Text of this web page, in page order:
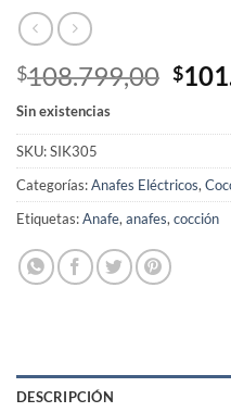
$108.799,00 El
$
Sin existencias
SKU:SIK305
Categorías:Anafes Eléctricos,
Etiquetas:Anafe, anafes, cocción
DESCRIPCIÓN